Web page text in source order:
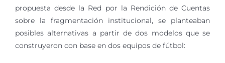
propuesta desde la Red por la Rendición de Cuentas
sobre la fragmentación institucional, se planteaban
posibles alternativas a partir de dos modelos que se
construyeron con base en dos equipos de fútbol: